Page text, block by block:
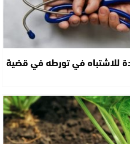
للاشتباه في تورطه في قضية